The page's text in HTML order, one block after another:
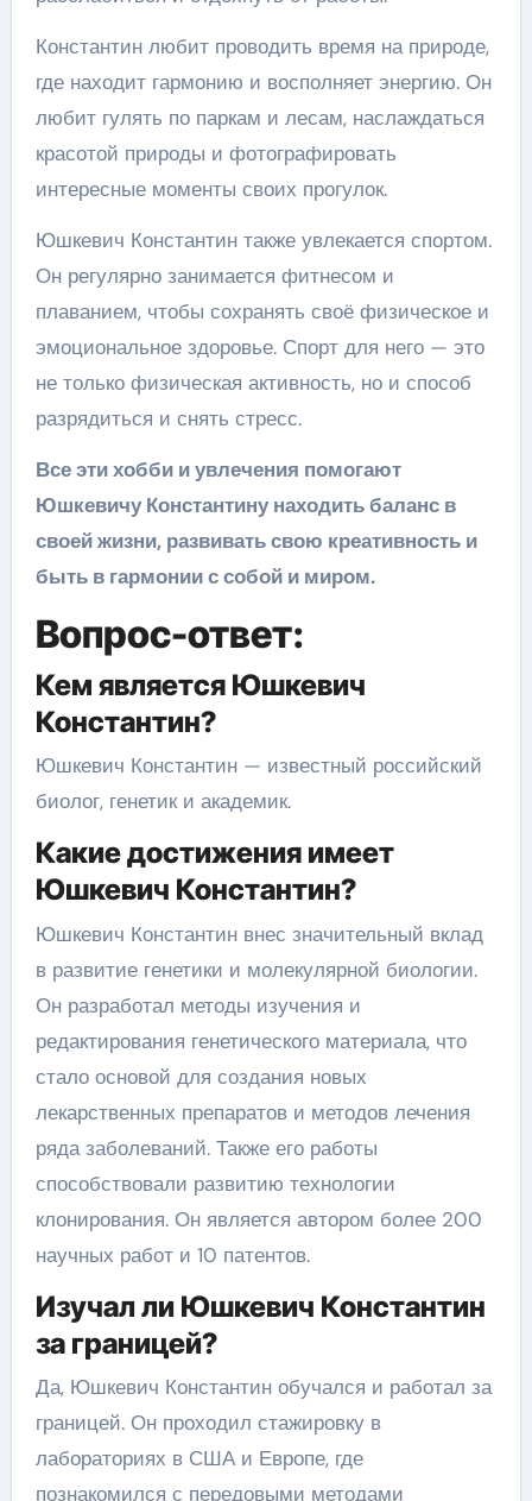
Константин любит проводить время на природе,
где находит гармонию и восполняет энергию. Он
любит гулять по паркам и лесам, наслаждаться
красотой природы и фотографировать
интересные моменты своих прогулок.
Юшкевич Константин также увлекается спортом.
Он регулярно занимается фитнесом и
плаванием, чтобы сохранять своё физическое и
эмоциональное здоровье. Спорт для него — это
не только физическая активность, но и способ
разрядиться и снять стресс.
Все эти хобби и увлечения помогают
Юшкевичу Константину находить баланс в
своей жизни, развивать свою креативность и
быть в гармонии с собой и миром.
Вопрос-ответ:
Кем является Юшкевич
Константин?
Юшкевич Константин — известный российский
биолог, генетик и академик.
Какие достижения имеет
Юшкевич Константин?
Юшкевич Константин внес значительный вклад
в развитие генетики и молекулярной биологии.
Он разработал методы изучения и
редактирования генетического материала, что
стало основой для создания новых
лекарственных препаратов и методов лечения
ряда заболеваний. Также его работы
способствовали развитию технологии
клонирования. Он является автором более 200
научных работ и 10 патентов.
Изучал ли Юшкевич Константин
за границей?
Да, Юшкевич Константин обучался и работал за
границей. Он проходил стажировку в
лабораториях в США и Европе, где
познакомился с передовыми методами